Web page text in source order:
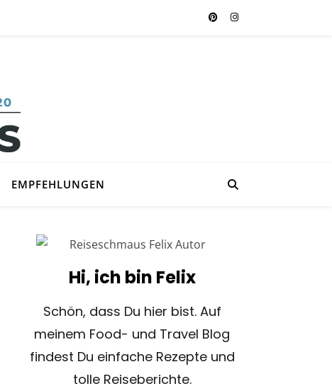
EMPFEHLUNGEN
Hi, ich bin Felix
Schön, dass Du hier bist. Auf
meinem Food- und Travel Blog
findest Du einfache Rezepte und
tolle Reiseberichte.